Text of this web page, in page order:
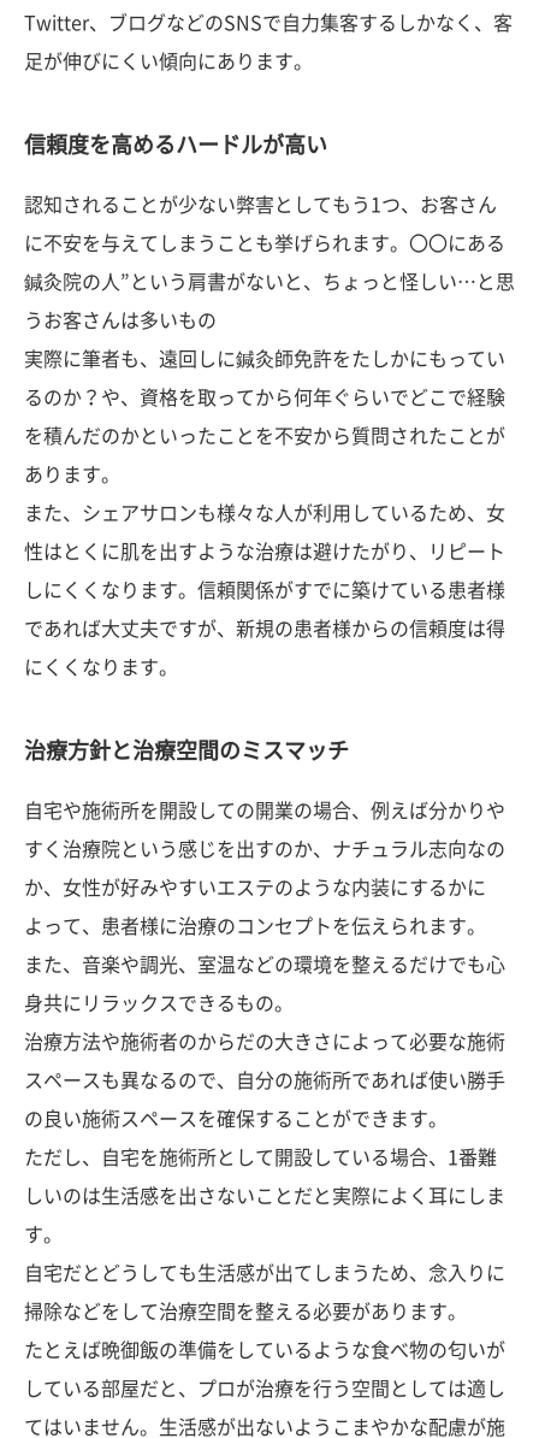
Twitter、ブログなどのSNSで自力集客するしかなく、客
足が伸びにくい傾向にあります。
信頼度を高めるハードルが高い
認知されることが少ない弊害としてもう1つ、お客さん
に不安を与えてしまうことも挙げられます。〇〇にある
鍼灸院の人”という肩書がないと、ちょっと怪しい…と思
うお客さんは多いもの
実際に筆者も、遠回しに鍼灸師免許をたしかにもってい
るのか？や、資格を取ってから何年ぐらいでどこで経験
を積んだのかといったことを不安から質問されたことが
あります。
また、シェアサロンも様々な人が利用しているため、女
性はとくに肌を出すような治療は避けたがり、リピート
しにくくなります。信頼関係がすでに築けている患者様
であれば大丈夫ですが、新規の患者様からの信頼度は得
にくくなります。
治療方針と治療空間のミスマッチ
自宅や施術所を開設しての開業の場合、例えば分かりや
すく治療院という感じを出すのか、ナチュラル志向なの
か、女性が好みやすいエステのような内装にするかに
よって、患者様に治療のコンセプトを伝えられます。
また、音楽や調光、室温などの環境を整えるだけでも心
身共にリラックスできるもの。
治療方法や施術者のからだの大きさによって必要な施術
スペースも異なるので、自分の施術所であれば使い勝手
の良い施術スペースを確保することができます。
ただし、自宅を施術所として開設している場合、1番難
しいのは生活感を出さないことだと実際によく耳にしま
す。
自宅だとどうしても生活感が出てしまうため、念入りに
掃除などをして治療空間を整える必要があります。
たとえば晩御飯の準備をしているような食べ物の匂いが
している部屋だと、プロが治療を行う空間としては適し
てはいません。生活感が出ないようこまやかな配慮が施